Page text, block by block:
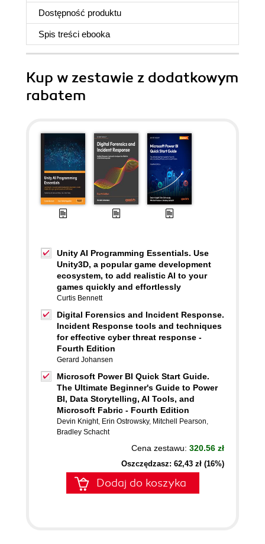
Dostępność produktu
Spis treści ebooka
Kup w zestawie z dodatkowym
rabatem
Unity AI Programming Essentials. Use
Unity3D, a popular game development
ecosystem, to add realistic AI to your
games quickly and effortlessly
Curtis Bennett
Digital Forensics and Incident Response.
Incident Response tools and techniques
for effective cyber threat response -
Fourth Edition
Gerard Johansen
Microsoft Power BI Quick Start Guide.
The Ultimate Beginner's Guide to Power
BI, Data Storytelling, AI Tools, and
Microsoft Fabric - Fourth Edition
Devin Knight, Erin Ostrowsky, Mitchell Pearson,
Bradley Schacht
Cena zestawu: 320.56 zł
Oszczędzasz: 62,43 zł (16%)
Dodaj do koszyka